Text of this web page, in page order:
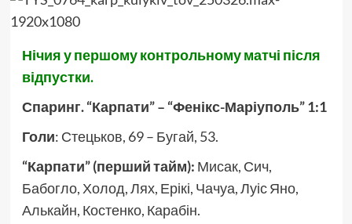
Нічия у першому контрольному матчі після
відпустки.
Спаринг. “Карпати” – “Фенікс-Маріуполь” 1:1
Голи: Стецьков, 69 – Бугай, 53.
“Карпати” (перший тайм): Мисак, Сич,
Бабогло, Холод, Лях, Ерікі, Чачуа, Луіс Яно,
Алькайн, Костенко, Карабін.